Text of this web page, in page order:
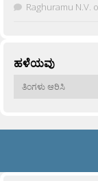
Raghuramu N.V.
ಹಳೆಯವು
ಹಳೆಯವು